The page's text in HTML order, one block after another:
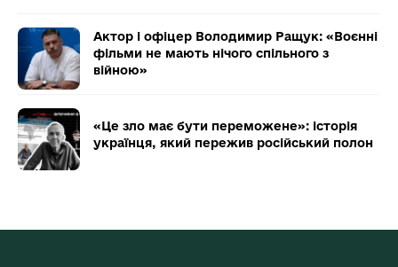
Актор і офіцер Володимир Ращук: «Воєнні
фільми не мають нічого спільного з
війною»
«Це зло має бути переможене»: історія
українця, який пережив російський полон